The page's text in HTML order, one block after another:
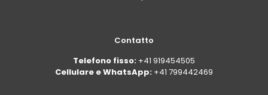
Contatto
Telefono fisso: +41 919454505
Cellulare e WhatsApp: +41 799442469